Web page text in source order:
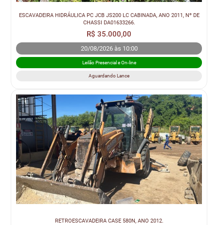
ESCAVADEIRA HIDRÁULICA PC JCB JS200 LC CABINADA, ANO 2011, Nº DE
CHASSI DA01633266.
R$ 35.000,00
20/08/2026 às 10:00
Leilão Presencial e On-line
Aguardando Lance
RETROESCAVADEIRA CASE 580N, ANO 2012.